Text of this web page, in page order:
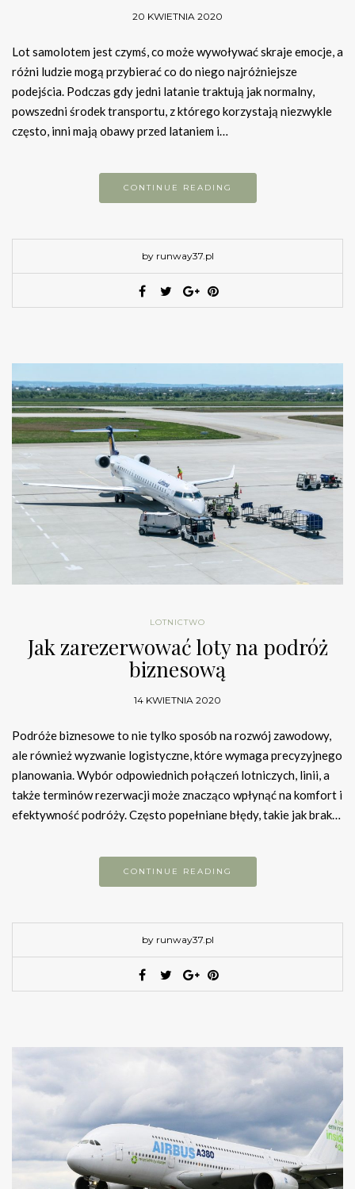
20 KWIETNIA 2020
Lot samolotem jest czymś, co może wywoływać skraje emocje, a
różni ludzie mogą przybierać co do niego najróżniejsze
podejścia. Podczas gdy jedni latanie traktują jak normalny,
powszedni środek transportu, z którego korzystają niezwykle
często, inni mają obawy przed lataniem i…
CONTINUE READING
by runway37.pl
LOTNICTWO
Jak zarezerwować loty na podróż
biznesową
14 KWIETNIA 2020
Podróże biznesowe to nie tylko sposób na rozwój zawodowy,
ale również wyzwanie logistyczne, które wymaga precyzyjnego
planowania. Wybór odpowiednich połączeń lotniczych, linii, a
także terminów rezerwacji może znacząco wpłynąć na komfort i
efektywność podróży. Często popełniane błędy, takie jak brak…
CONTINUE READING
by runway37.pl